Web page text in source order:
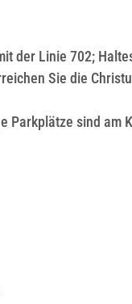
der Linie 702;
Sie die
Parkplätze sind am